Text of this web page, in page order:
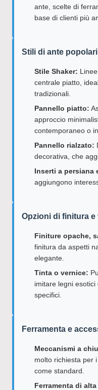
ante, scelte di
base di clienti più
Stili di ante popolari
Stile Shaker:
centrale piatto,
tradizionali.
Pannello piatto:
approccio
contemporaneo o
Pannello rialzato:
decorativa, che
Inserti a persiana
aggiungono
Opzioni di finitura e
Finiture opache,
finitura da aspetti
elegante.
Tinta o vernice:
imitare legni
specifici.
Ferramenta e
Meccanismi a
molto richiesta per
come standard.
Ferramenta di